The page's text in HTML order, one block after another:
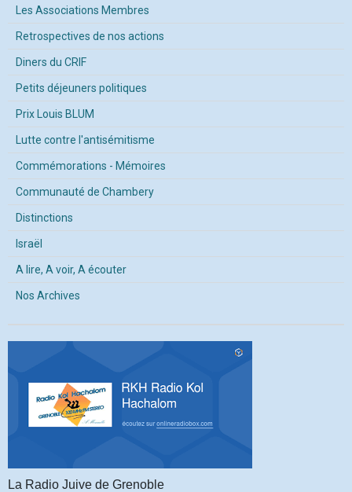
Les Associations Membres
Retrospectives de nos actions
Diners du CRIF
Petits déjeuners politiques
Prix Louis BLUM
Lutte contre l'antisémitisme
Commémorations - Mémoires
Communauté de Chambery
Distinctions
Israël
A lire, A voir, A écouter
Nos Archives
La Radio Juive de Grenoble